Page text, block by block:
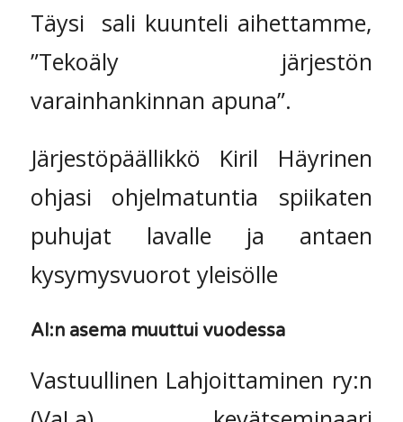
Täysi sali kuunteli aihettamme,
”Tekoäly järjestön
varainhankinnan apuna”.
Järjestöpäällikkö Kiril Häyrinen
ohjasi ohjelmatuntia spiikaten
puhujat lavalle ja antaen
kysymysvuorot yleisölle
AI:n asema muuttui vuodessa
Vastuullinen Lahjoittaminen ry:n